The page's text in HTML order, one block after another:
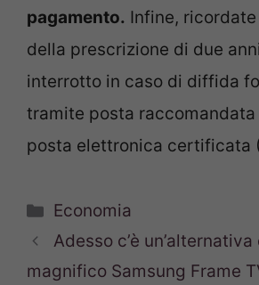
pagamento. Infine,
della prescrizione di due
interrotto in caso di diffida
tramite posta
posta elettronica certificata
Categorie
Economia
Adesso c’è
magnifico Samsung Frame